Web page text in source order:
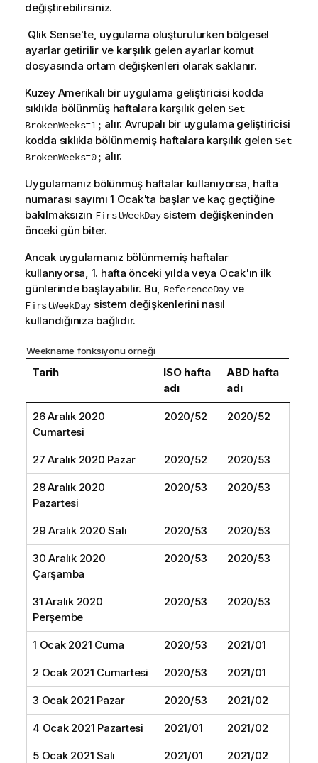
değiştirebilirsiniz.
Qlik Sense'te, uygulama oluşturulurken bölgesel
ayarlar getirilir ve karşılık gelen ayarlar komut
dosyasında ortam değişkenleri olarak saklanır.
Kuzey Amerikalı bir uygulama geliştiricisi kodda
sıklıkla bölünmüş haftalara karşılık gelen Set
BrokenWeeks=1; alır. Avrupalı bir uygulama geliştiricisi
kodda sıklıkla bölünmemiş haftalara karşılık gelen Set
BrokenWeeks=0; alır.
Uygulamanız bölünmüş haftalar kullanıyorsa, hafta
numarası sayımı 1 Ocak'ta başlar ve kaç geçtiğine
bakılmaksızın FirstWeekDaysistem değişkeninden
önceki gün biter.
Ancak uygulamanız bölünmemiş haftalar
kullanıyorsa, 1. hafta önceki yılda veya Ocak'ın ilk
günlerinde başlayabilir. Bu, ReferenceDayve
FirstWeekDay sistem değişkenlerini nasıl
kullandığınıza bağlıdır.
Weekname fonksiyonu örneği
Tarih
ISO hafta
adı
ABD hafta
adı
26 Aralık 2020
Cumartesi
2020/52 2020/52
27 Aralık 2020 Pazar 2020/52 2020/53
28 Aralık 2020
Pazartesi
2020/53 2020/53
29 Aralık 2020 Salı 2020/53 2020/53
30 Aralık 2020
Çarşamba
2020/53 2020/53
31 Aralık 2020
Perşembe
2020/53 2020/53
1 Ocak 2021 Cuma 2020/53 2021/01
2 Ocak 2021 Cumartesi 2020/53 2021/01
3 Ocak 2021 Pazar 2020/53 2021/02
4 Ocak 2021 Pazartesi 2021/01 2021/02
5 Ocak 2021 Salı 2021/01 2021/02